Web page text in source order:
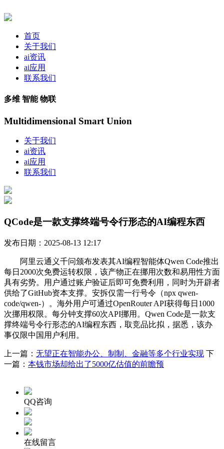
首页
关于我们
ai资讯
ai应用
联系我们
多维 智能 物联
Multidimensional Smart Union
关于我们
ai资讯
ai应用
联系我们
QCode是一款支撑终端号令行形态的AI编程东西
发布日期：2025-08-13 12:17
阿里云通义千问颁布发表其AI编程智能体Qwen Code推出
每日2000次免费运转权限，该产物正在挪用次数和易用性方面
具有劣势。用户通过账户验证后即可免费利用，同时为开辟者
供给了GitHub资本支撑。安拆仅需一行号令（npx qwen-
code/qwen-）。海外用户可通过OpenRouter API获得每日1000
次挪用权限。每分钟支撑60次API挪用。Qwen Code是一款支
撑终端号令行形态的AI编程东西，取竞品比拟，据悉，该办
事仅限中国用户利用。
上一篇： 无望正在智能办公、制制、金融等多个行业实现 下
一篇： 本钱市场却给出了5000亿估值的前瞻预
QQ咨询
在线留言